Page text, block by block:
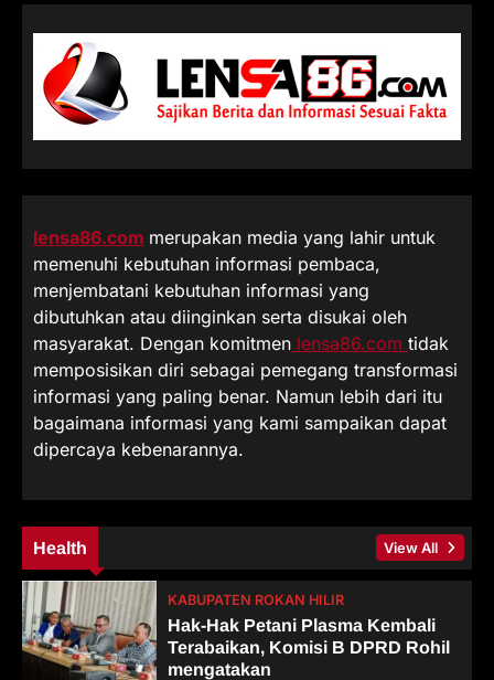
lensa86.com merupakan media yang lahir untuk
memenuhi kebutuhan informasi pembaca,
menjembatani kebutuhan informasi yang
dibutuhkan atau diinginkan serta disukai oleh
masyarakat. Dengan komitmen lensa86.com tidak
memposisikan diri sebagai pemegang transformasi
informasi yang paling benar. Namun lebih dari itu
bagaimana informasi yang kami sampaikan dapat
dipercaya kebenarannya.
Health View All
KABUPATEN ROKAN HILIR
Hak-Hak Petani Plasma Kembali
Terabaikan, Komisi B DPRD Rohil
mengatakan